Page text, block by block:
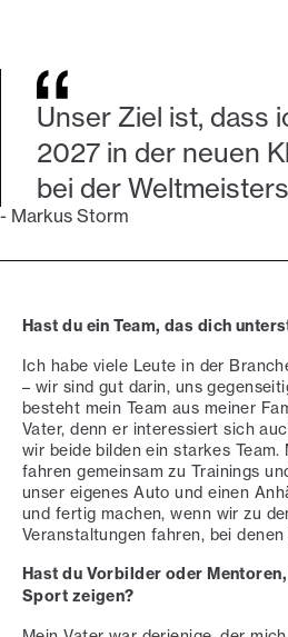
Unser Ziel ist, dass
2027 in der neuen
bei der
- Markus Storm
Hast du ein Team, das dich
Ich habe viele Leute in der
– wir sind gut darin, uns
besteht mein Team aus meiner
Vater, denn er interessiert sich
wir beide bilden ein starkes Team.
fahren gemeinsam zu Trainings
unser eigenes Auto und einen
und fertig machen, wenn wir zu
Veranstaltungen fahren, bei
Hast du Vorbilder oder
Sport zeigen?